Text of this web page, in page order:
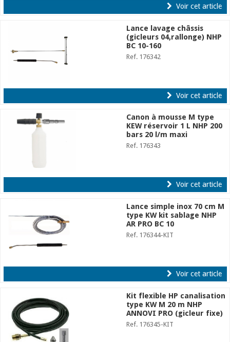
Voir cet article
Lance lavage châssis
(gicleurs 04,rallonge) NHP
BC 10-160
Ref. 176342
Voir cet article
Canon à mousse M type
KEW réservoir 1 L NHP 200
bars 20 l/m maxi
Ref. 176343
Voir cet article
Lance simple inox 70 cm M
type KW kit sablage NHP
AR PRO BC 10
Ref. 176344-KIT
Voir cet article
Kit flexible HP canalisation
type KW M 20 m NHP
ANNOVI PRO (gicleur fixe)
Ref. 176345-KIT